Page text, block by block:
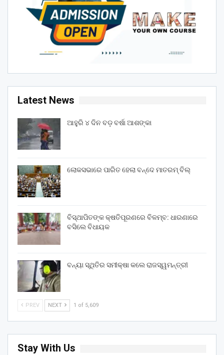
Latest News
ଆହୁରି ୪ ଦିନ ବଡ଼ ବର୍ଷା ଆଶଙ୍କା
ଲୋକସଭାରେ ପାରିତ ହେଲା ବନ୍ଦେ ମାତରମ୍‌ ବିଲ୍‌
ବିସ୍ଥାପିତଙ୍କ କ୍ଷତିପୂରଣରେ ବିଳମ୍ବ: ଧାରଣାରେ
ବସିଲେ ବିଧାୟକ
ବନ୍ୟା ସ୍ଥିତିର ସମୀକ୍ଷା କଲେ ରାଜସ୍ୱମନ୍ତ୍ରୀ
PREV NEXT 1 of 5,609
Stay With Us